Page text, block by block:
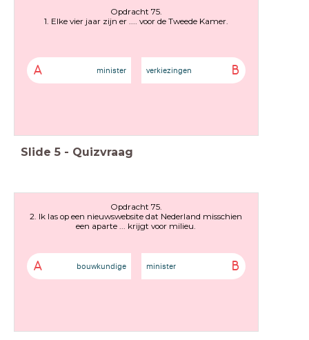
Opdracht 75.
1. Elke vier jaar zijn er .... voor de Tweede Kamer.
A minister B
verkiezingen
Slide 5 - Quizvraag
Opdracht 75.
2. Ik las op een nieuwswebsite dat Nederland misschien
een aparte ... krijgt voor milieu.
A bouwkundige B
minister